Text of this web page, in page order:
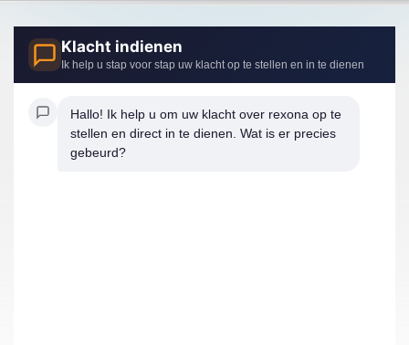
Klacht indienen
Ik help u stap voor stap uw klacht op te stellen en in te dienen
Hallo! Ik help u om uw klacht over rexona op te
stellen en direct in te dienen. Wat is er precies
gebeurd?